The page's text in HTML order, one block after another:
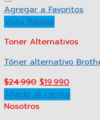
Agregar a Favoritos
Vista Rápida
Toner Alternativos
Tóner alternativo
$24.990 $19.990
Añadir al carrito
Nosotros